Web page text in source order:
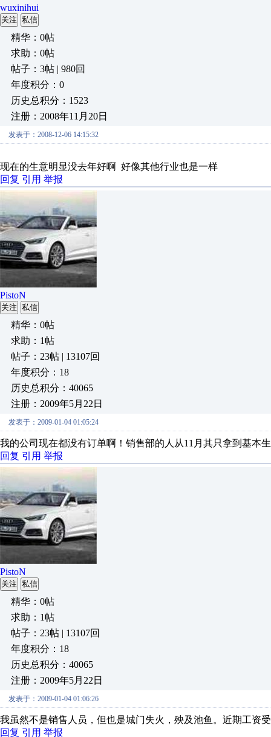
wuxinihui
关注 私信
精华：0帖
求助：0帖
帖子：3帖 | 980回
年度积分：0
历史总积分：1523
注册：2008年11月20日
发表于：2008-12-06 14:15:32
现在的生意明显没去年好啊 好像其他行业也是一样
回复 引用 举报
PistoN
关注 私信
精华：0帖
求助：1帖
帖子：23帖 | 13107回
年度积分：18
历史总积分：40065
注册：2009年5月22日
发表于：2009-01-04 01:05:24
我的公司现在都没有订单啊！销售部的人从11月其只拿到基本
回复 引用 举报
PistoN
关注 私信
精华：0帖
求助：1帖
帖子：23帖 | 13107回
年度积分：18
历史总积分：40065
注册：2009年5月22日
发表于：2009-01-04 01:06:26
我虽然不是销售人员，但也是城门失火，殃及池鱼。近期工资
回复 引用 举报